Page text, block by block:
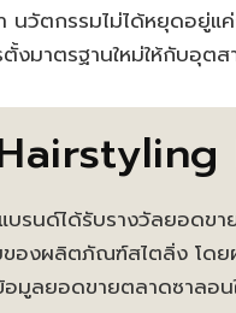
า นวัตกรรมไม่ได้หยุดอ
ตั้งมาตรฐานใหม่ให้กับอุต
รนด์ได้รับรางวัลยอดข
ของผลิตภัณฑ์สไตลิ่ง โ
มูลยอดขายตลาดซาลอน